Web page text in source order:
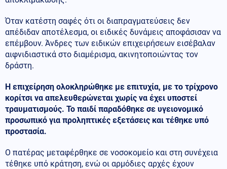
Όταν κατέστη σαφές ότι οι διαπραγματεύσεις δεν
απέδιδαν αποτέλεσμα, οι ειδικές δυνάμεις αποφάσισαν να
επέμβουν. Άνδρες των ειδικών επιχειρήσεων εισέβαλαν
αιφνιδιαστικά στο διαμέρισμα, ακινητοποιώντας τον
δράστη.
Η επιχείρηση ολοκληρώθηκε με επιτυχία, με το τρίχρονο
κορίτσι να απελευθερώνεται χωρίς να έχει υποστεί
τραυματισμούς. Το παιδί παραδόθηκε σε υγειονομικό
προσωπικό για προληπτικές εξετάσεις και τέθηκε υπό
προστασία.
Ο πατέρας μεταφέρθηκε σε νοσοκομείο και στη συνέχεια
τέθηκε υπό κράτηση, ενώ οι αρμόδιες αρχές έχουν